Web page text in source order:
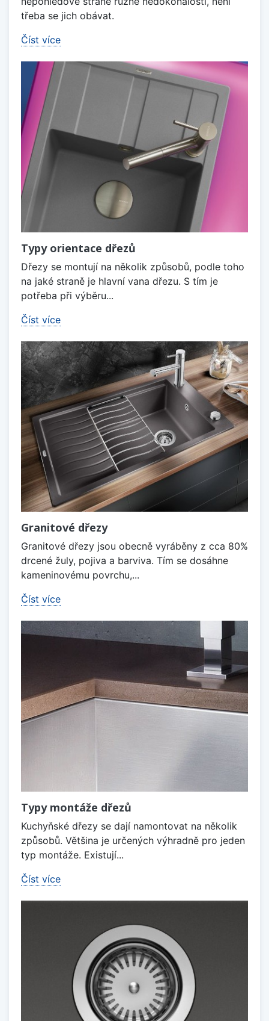
třeba se jich obávat.
Číst více
Typy orientace dřezů
Dřezy se montují na několik způsobů, podle toho
na jaké straně je hlavní vana dřezu. S tím je
potřeba při výběru...
Číst více
Granitové dřezy
Granitové dřezy jsou obecně vyráběny z cca 80%
drcené žuly, pojiva a barviva. Tím se dosáhne
kameninovému povrchu,...
Číst více
Typy montáže dřezů
Kuchyňské dřezy se dají namontovat na několik
způsobů. Většina je určených výhradně pro jeden
typ montáže. Existují...
Číst více